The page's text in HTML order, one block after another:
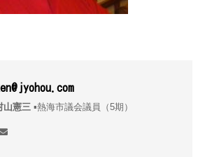
山憲三▪︎熱海市議会議員（5期）